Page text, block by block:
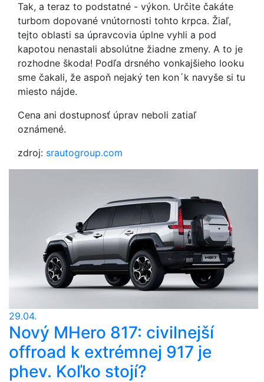
Tak, a teraz to podstatné - výkon. Určite čakáte
turbom dopované vnútornosti tohto krpca. Žiaľ,
tejto oblasti sa úpravcovia úplne vyhli a pod
kapotou nenastali absolútne žiadne zmeny. A to je
rozhodne škoda! Podľa drsného vonkajšieho looku
sme čakali, že aspoň nejaký ten kon´k navyše si tu
miesto nájde.
Cena ani dostupnosť úprav neboli zatiaľ
oznámené.
zdroj: srautogroup.com
29.04.
Nový MHero 817: civilnejší
offroad k extrémnej 917 je
phev. Koľko stojí?